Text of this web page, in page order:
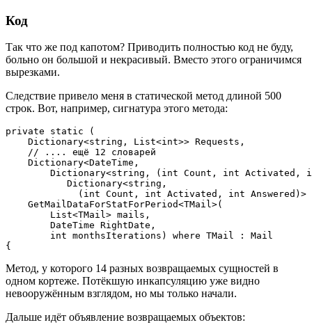
Код
Так что же под капотом? Приводить полностью код не буду,
больно он большой и некрасивый. Вместо этого ограничимся
вырезками.
Следствие привело меня в статической метод длиной 500
строк. Вот, например, сигнатура этого метода:
private static (
    Dictionary<string, List<int>> Requests,
    // .... ещё 12 словарей
    Dictionary<DateTime,
Dictionary<string, (int Count, int Activated,
           Dictionary<string,
(int Count, int Activated, int Answered)>
    GetMailDataForStatForPeriod<TMail>(
        List<TMail> mails,
        DateTime RightDate,
        int monthsIterations) where TMail : Mail
{
Метод, у которого 14 разных возвращаемых сущностей в
одном кортеже. Потёкшую инкапсуляцию уже видно
невооружённым взглядом, но мы только начали.
Дальше идёт объявление возвращаемых объектов: